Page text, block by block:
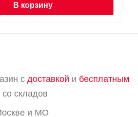
В корзину
с доставкой и бесплатным
со складов
и МО